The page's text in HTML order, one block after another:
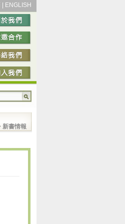
ENGLISH
新書情報